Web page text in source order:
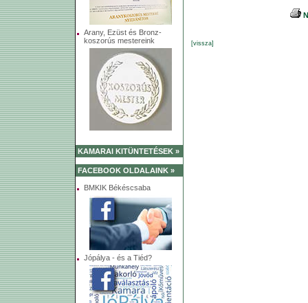
Arany, Ezüst és Bronz-
koszorús mestereink
KAMARAI KITÜNTETÉSEK »
FACEBOOK OLDALAINK »
BMKIK Békéscsaba
Jópálya - és a Tiéd?
[vissza]